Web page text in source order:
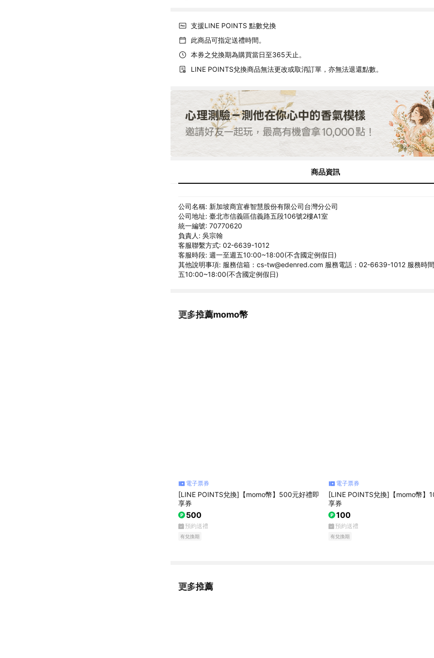
支援LINE POINTS 點數兌換
此商品可指定送禮時間。
本券之兌換期為購買當日至365天止。
LINE POINTS兌換商品無法更改或取消訂單，亦無法退還點數。
商品資訊
公司名稱: 新加坡商宜睿智慧股份有限公司台灣分公司
公司地址: 臺北市信義區信義路五段106號2樓A1室
統一編號: 70770620
負責人: 吳宗翰
客服聯繫方式: 02-6639-1012
客服時段: 週一至週五10:00~18:00(不含國定例假日)
其他說明事項: 服務信箱：cs-tw@edenred.com 服務電話：02-6639-1012 服務時
五10:00~18:00(不含國定例假日)
更多推薦momo幣
看更多
電子票券
[LINE POINTS兌換]【momo幣】500元好禮即
享券
500
預約送禮
有兌換期
電子票券
[LINE POINTS兌換]【momo幣】
享券
100
預約送禮
有兌換期
更多推薦
看更多